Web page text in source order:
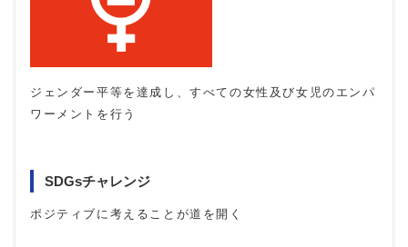
ジェンダー平等を達成し、すべての女性及び女児のエンパ
ワーメントを行う
SDGsチャレンジ
ポジティブに考えることが道を開く